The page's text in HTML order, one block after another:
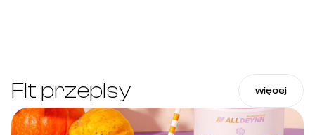
Fit przepisy więcej